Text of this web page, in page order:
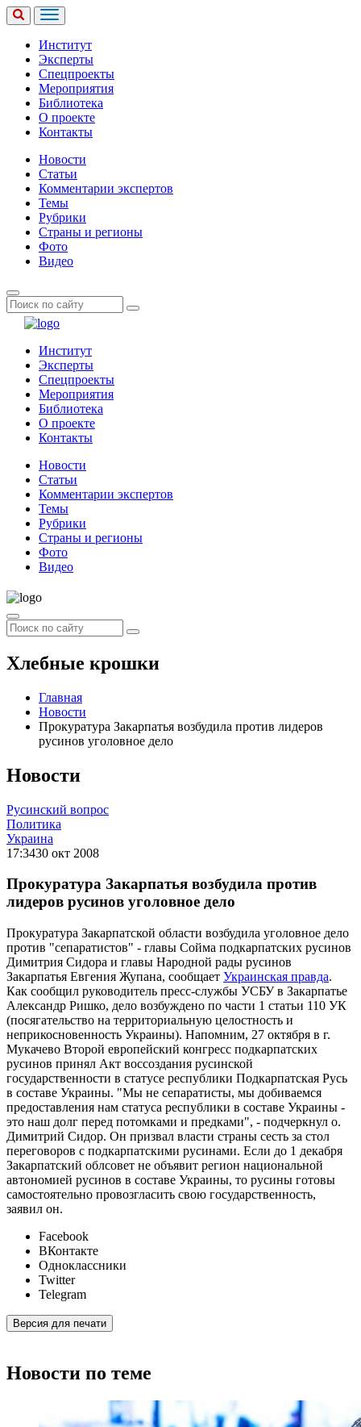
Институт
Эксперты
Спецпроекты
Мероприятия
Библиотека
О проекте
Контакты
Новости
Статьи
Комментарии экспертов
Темы
Рубрики
Страны и регионы
Фото
Видео
Институт
Эксперты
Спецпроекты
Мероприятия
Библиотека
О проекте
Контакты
Новости
Статьи
Комментарии экспертов
Темы
Рубрики
Страны и регионы
Фото
Видео
Хлебные крошки
Главная
Новости
Прокуратура Закарпатья возбудила против лидеров
русинов уголовное дело
Новости
Русинский вопрос
Политика
Украина
17:3430 окт 2008
Прокуратура Закарпатья возбудила против
лидеров русинов уголовное дело
Прокуратура Закарпатской области возбудила уголовное дело
против "сепаратистов" - главы Сойма подкарпатских русинов
Димитрия Сидора и главы Народной рады русинов
Закарпатья Евгения Жупана, сообщает Украинская правда.
Как сообщил руководитель пресс-службы УСБУ в Закарпатье
Александр Ришко, дело возбуждено по части 1 статьи 110 УК
(посягательство на территориальную целостность и
неприкосновенность Украины). Напомним, 27 октября в г.
Мукачево Второй европейский конгресс подкарпатских
русинов принял Акт воссоздания русинской
государственности в статусе республики Подкарпатская Русь
в составе Украины. "Мы не сепаратисты, мы добиваемся
предоставления нам статуса республики в составе Украины -
это наш долг перед потомками и предками", - подчеркнул о.
Димитрий Сидор. Он призвал власти страны сесть за стол
переговоров с подкарпатскими русинами. Если до 1 декабря
Закарпатский облсовет не объявит регион национальной
автономией русинов в составе Украины, то русины готовы
самостоятельно провозгласить свою государственность,
заявил он.
Facebook
ВКонтакте
Одноклассники
Twitter
Telegram
Версия для печати
Новости по теме